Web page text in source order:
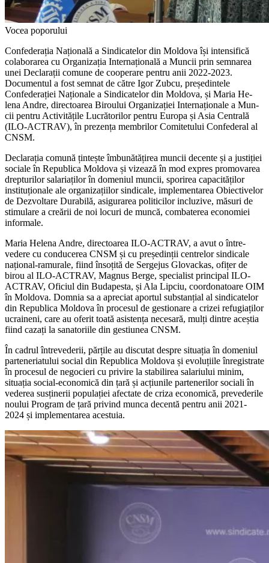
Vocea poporului
Confederația Națională a Sin­dicatelor din Moldova își inten­sifică
colaborarea cu Organizația Internațională a Muncii prin sem­narea
unei Declarații comune de cooperare pentru anii 2022-2023.
Documentul a fost semnat de că­tre Igor Zubcu, președintele
Confederației Naționale a Sindica­telor din Moldova, și Maria He­
lena Andre, directoarea Biroului Organizației Internaționale a Mun­
cii pentru Activitățile Lucrători­lor pentru Europa și Asia Centrală
(ILO-ACTRAV), în prezența mem­brilor Comitetului Confederal al
CNSM.
Declarația comună țintește îmbunătățirea muncii decente și a justiției
sociale în Republica Mol­dova și vizează în mod expres pro­movarea
drepturilor salariaților în domeniul muncii, sporirea capacităților
instituționale ale organizațiilor sindicale, implementarea Obiectivelor
de Dezvoltare Dura­bilă, asigurarea politicilor incluzive, măsuri de
stimulare a creării de noi locuri de muncă, combaterea eco­nomiei
informale.
Maria Helena Andre, directoa­rea ILO-ACTRAV, a avut o între­
vedere cu conducerea CNSM și cu președinții centrelor sindicale
național-ramurale, fiind însoțită de Sergejus Glovackas, ofițer de
birou al ILO-ACTRAV, Magnus Berge, spe­cialist principal ILO-
ACTRAV, Oficiul din Budapesta, și Ala Lipciu, coor­donatoare OIM
în Moldova. Dom­nia sa a apreciat aportul substanțial al sindicatelor
din Republica Mol­dova în procesul de gestionare a crizei refugiaților
ucraineni, care au oferit toată asistența necesară, mulți dintre aceștia
fiind cazați la sanatoriile din gestiunea CNSM.
În cadrul întrevederii, părțile au discutat despre situația în domeniul
parteneriatului social din Republica Moldova și evoluțiile înregistrate
în procesul de negocieri cu pri­vire la stabilirea salariului minim,
situația social-economică din țară și acțiunile partenerilor sociali în
ve­derea susținerii populației afectate de criza economică, prevederile
no­ului Program de țară privind munca decentă pentru anii 2021-
2024 și implementarea acestuia.